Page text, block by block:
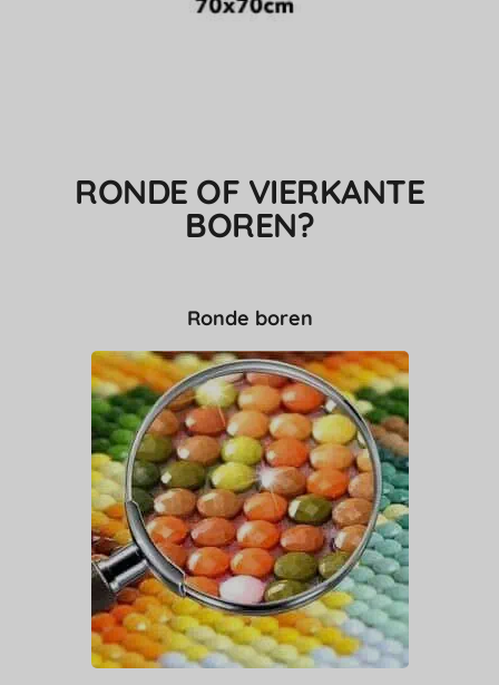
RONDE OF VIERKANTE
BOREN?
Ronde boren